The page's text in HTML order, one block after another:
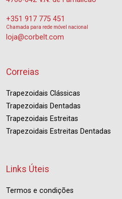
+351 917 775 451
Chamada para rede móvel nacional
loja@corbelt.com
Correias
Trapezoidais Clássicas
Trapezoidais Dentadas
Trapezoidais Estreitas
Trapezoidais Estreitas Dentadas
Links Úteis
Termos e condições